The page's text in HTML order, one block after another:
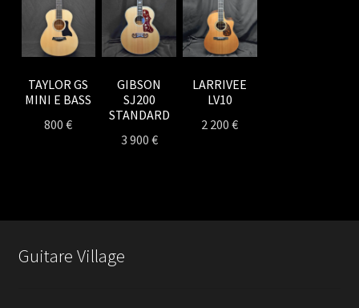
TAYLOR GS
MINI E BASS
800€
GIBSON
SJ200
STANDARD
3 900 €
LARRIVEE
LV10
2 200€
Guitare Village